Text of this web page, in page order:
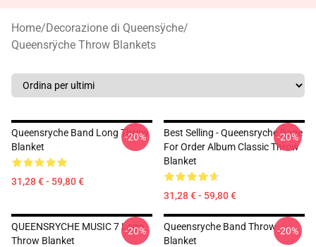
Home/Decorazione di Queensÿche/
Queensrÿche Throw Blankets
Queensryche Band Long Throw
Blanket
31,28 € - 59,80 €
-20%
Best Selling - Queensryche Rage
For Order Album Classic Throw
Blanket
31,28 € - 59,80 €
-20%
QUEENSRYCHE MUSIC 7 Logo
Throw Blanket
-20%
Queensryche Band Throw
Blanket
-20%